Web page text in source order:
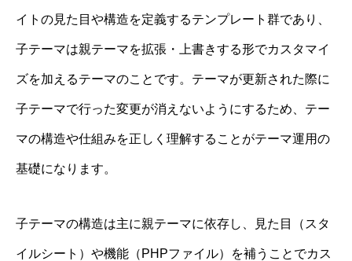
イトの見た目や構造を定義するテンプレート群であり、
子テーマは親テーマを拡張・上書きする形でカスタマイ
ズを加えるテーマのことです。テーマが更新された際に
子テーマで行った変更が消えないようにするため、テー
マの構造や仕組みを正しく理解することがテーマ運用の
基礎になります。
子テーマの構造は主に親テーマに依存し、見た目（スタ
イルシート）や機能（PHPファイル）を補うことでカス